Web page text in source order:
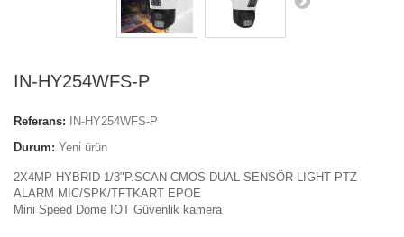
IN-HY254WFS-P
Referans: IN-HY254WFS-P
Durum: Yeni ürün
2X4MP HYBRID 1/3"P.SCAN CMOS DUAL SENSÖR LIGHT PTZ
ALARM MIC/SPK/TFTKART EPOE
Mini Speed Dome IOT Güvenlik kamera